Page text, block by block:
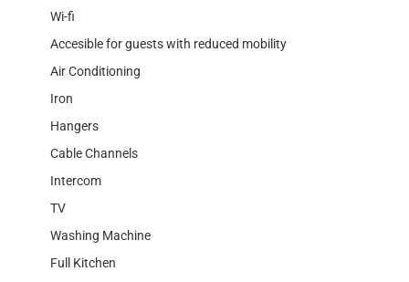
Wi-fi
Accesible for guests with reduced mobility
Air Conditioning
Iron
Hangers
Cable Channels
Intercom
TV
Washing Machine
Full Kitchen